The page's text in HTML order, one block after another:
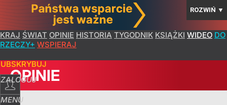
ROZWIŃ ▼
KRAJ ŚWIAT OPINIE HISTORIA TYGODNIK KSIĄŻKI WIDEO DO
RZECZY+ WSPIERAJ
ZALOGUJ
MENU
OPINIE